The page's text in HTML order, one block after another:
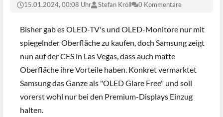
15.01.2024, 00:08 Uhr Stefan Kröll 0 Kommentare
Bisher gab es OLED-TV's und OLED-Monitore nur mit
spiegelnder Oberfläche zu kaufen, doch Samsung zeigt
nun auf der CES in Las Vegas, dass auch matte
Oberfläche ihre Vorteile haben. Konkret vermarktet
Samsung das Ganze als "OLED Glare Free" und soll
vorerst wohl nur bei den Premium-Displays Einzug
halten.